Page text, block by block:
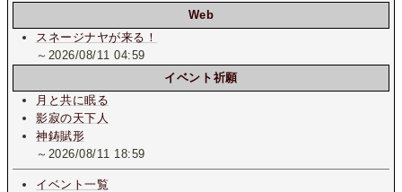
Web
スネージナヤが来る！
～2026/08/11 04:59
イベント祈願
月と共に眠る
影寂の天下人
神鋳賦形
～2026/08/11 18:59
イベント一覧